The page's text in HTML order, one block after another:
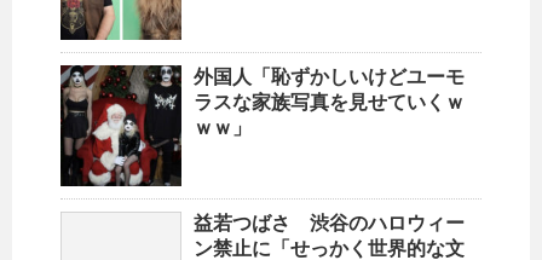
外国人「恥ずかしいけどユーモ
ラスな家族写真を見せていくｗ
ｗｗ」
益若つばさ 渋谷のハロウィー
ン禁止に「せっかく世界的な文